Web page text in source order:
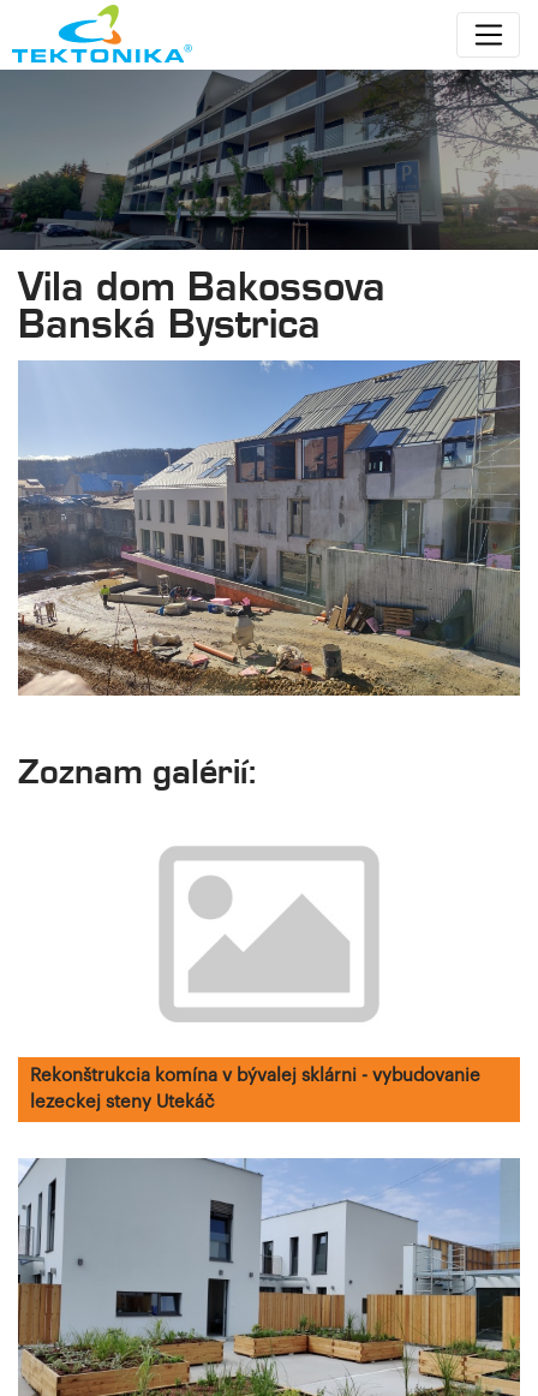
Vila dom Bakossova
Banská Bystrica
Zoznam galérií:
Rekonštrukcia komína v bývalej sklárni - vybudovanie
lezeckej steny Utekáč